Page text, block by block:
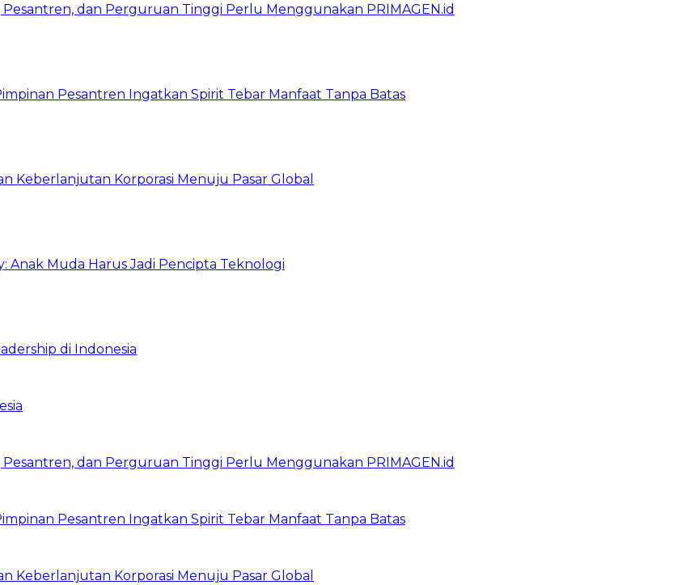
dan Perguruan Tinggi Perlu Menggunakan PRIMAGEN.id
Pesantren Ingatkan Spirit Tebar Manfaat Tanpa Batas
Keberlanjutan Korporasi Menuju Pasar Global
Anak Muda Harus Jadi Pencipta Teknologi
di Indonesia
dan Perguruan Tinggi Perlu Menggunakan PRIMAGEN.id
Pesantren Ingatkan Spirit Tebar Manfaat Tanpa Batas
Keberlanjutan Korporasi Menuju Pasar Global